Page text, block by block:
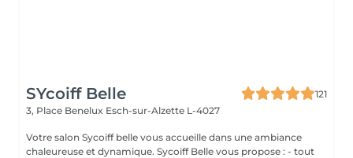
SYcoiff Belle
121
3, Place Benelux Esch-sur-Alzette L-4027
Votre salon Sycoiff belle vous accueille dans une ambiance
chaleureuse et dynamique. Sycoiff Belle vous propose : - tout